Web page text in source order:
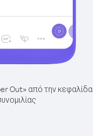
Out» από την κεφαλίδα